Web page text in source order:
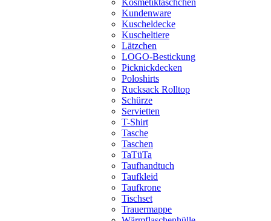
Kosmetiktäschchen
Kundenware
Kuscheldecke
Kuscheltiere
Lätzchen
LOGO-Bestickung
Picknickdecken
Poloshirts
Rucksack Rolltop
Schürze
Servietten
T-Shirt
Tasche
Taschen
TaTüTa
Taufhandtuch
Taufkleid
Taufkrone
Tischset
Trauermappe